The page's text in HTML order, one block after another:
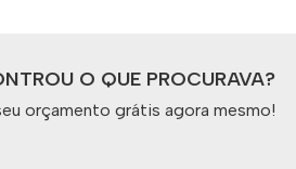
O QUE PROCURAVA?
orçamento grátis agora mesmo!